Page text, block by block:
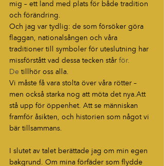
mig – ett land med plats för både tradition
och förändring.
Och jag var tydlig: de som försöker göra
flaggan, nationalsången och våra
traditioner till symboler för uteslutning har
missförstått vad dessa tecken står för.
De tillhör oss alla.
Vi måste få vara stolta över våra rötter –
men också starka nog att möta det nya.Att
stå upp för öppenhet. Att se människan
framför åsikten, och historien som något vi
bär tillsammans.
I slutet av talet berättade jag om min egen
bakgrund. Om mina förfäder som flydde